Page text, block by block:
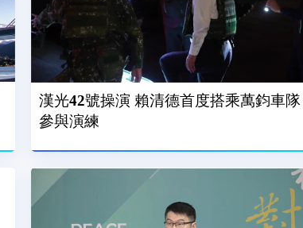
漢光42號操演 賴清德首度搭乘萬鈞車隊
參與演練